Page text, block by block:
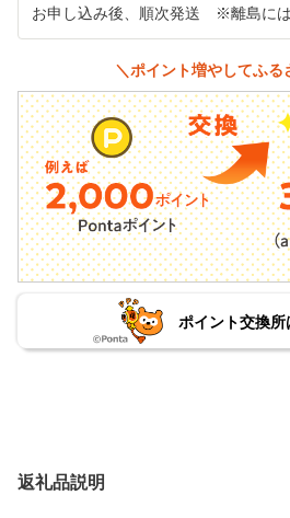
お申し込み後、順次発送 ※離島には
＼ポイント増やしてふる
ポイント交換所
返礼品説明